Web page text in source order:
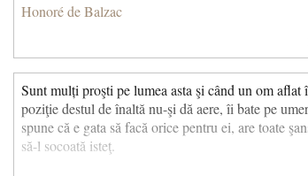
Honoré de Balzac
Sunt mulți proşti pe lumea asta şi când un om aflat
poziţie destul de înaltă nu-şi dă aere, îi bate pe
spune că e gata să facă orice pentru ei, are toate
să-l socoată isteţ.